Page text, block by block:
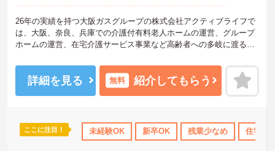
産休･育休･介護休暇取得実績あり 交通費支給
26年の実績を持つ大阪ガスグループの株式会社アクティブライフで
は、大阪、奈良、兵庫での介護付有料老人ホームの運営、グループ
ホームの運営、在宅介護サービス事業など高齢者への多岐に渡る質
り、定着率も高い法人です。今回の募集は、奈良県奈良市にある施
設で介護のお仕事です！施設内は、とても明るく活気ある職場です♪
介護職員初任者研修をはじめ、介護職関連の資格をお持ちであれば
ケアに取り組めます！
ご興味がある方は是非一度マイナビまでお問合せください！
詳細を見る 無料 紹介してもらう
ここに注目！ 未経験OK 新卒OK 残業少なめ 住宅手